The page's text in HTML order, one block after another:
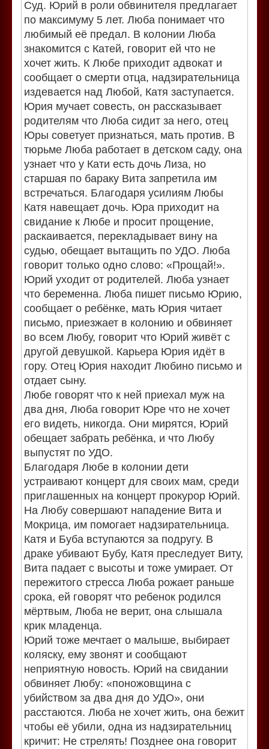
Суд. Юрий в роли обвинителя предлагает
по максимуму 5 лет. Люба понимает что
любимый её предал. В колонии Люба
знакомится с Катей, говорит ей что не
хочет жить. К Любе приходит адвокат и
сообщает о смерти отца, надзирательница
издевается над Любой, Катя заступается.
Юрия мучает совесть, он рассказывает
родителям что Люба сидит за него, отец
Юры советует признаться, мать против. В
тюрьме Люба работает в детском саду, она
узнает что у Кати есть дочь Лиза, но
старшая по бараку Вита запретила им
встречаться. Благодаря усилиям Любы
Катя навещает дочь. Юра приходит на
свидание к Любе и просит прощение,
раскаивается, перекладывает вину на
судью, обещает вытащить по УДО. Люба
говорит только одно слово: «Прощай!».
Юрий уходит от родителей. Люба узнает
что беременна. Люба пишет письмо Юрию,
сообщает о ребёнке, мать Юрия читает
письмо, приезжает в колонию и обвиняет
во всем Любу, говорит что Юрий живёт с
другой девушкой. Карьера Юрия идёт в
гору. Отец Юрия находит Любино письмо и
отдает сыну.
Любе говорят что к ней приехал муж на
два дня, Люба говорит Юре что не хочет
его видеть, никогда. Они мирятся, Юрий
обещает забрать ребёнка, и что Любу
выпустят по УДО.
Благодаря Любе в колонии дети
устраивают концерт для своих мам, среди
приглашенных на концерт прокурор Юрий.
На Любу совершают нападение Вита и
Мокрица, им помогает надзирательница.
Катя и Буба вступаются за подругу. В
драке убивают Бубу, Катя преследует Виту,
Вита падает с высоты и тоже умирает. От
пережитого стресса Люба рожает раньше
срока, ей говорят что ребенок родился
мёртвым, Люба не верит, она слышала
крик младенца.
Юрий тоже мечтает о малыше, выбирает
коляску, ему звонят и сообщают
неприятную новость. Юрий на свидании
обвиняет Любу: «поножовщина с
убийством за два дня до УДО», они
расстаются. Люба не хочет жить, она бежит
чтобы её убили, одна из надзирательниц
кричит: Не стрелять! Позднее она говорит